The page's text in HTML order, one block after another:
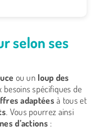
selon ses
ou un loup des
besoins spécifiques de
adaptées à tous et
. Vous pourrez ainsi
d’actions :